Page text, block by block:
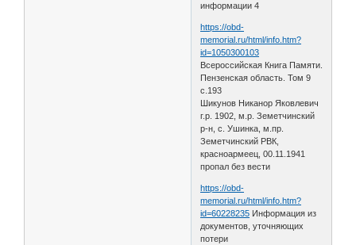
информации 4
https://obd-
memorial.ru/html/info.htm?
id=1050300103
Всероссийская Книга Памяти.
Пензенская область. Том 9
с.193
Шикунов Никанор Яковлевич
г.р. 1902, м.р. Земетчинский
р-н, с. Ушинка, м.пр.
Земетчинский РВК,
красноармеец, 00.11.1941
пропал без вести
https://obd-
memorial.ru/html/info.htm?
id=60228235 Информация из
документов, уточняющих
потери